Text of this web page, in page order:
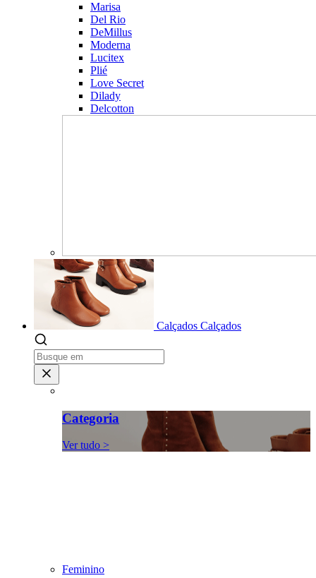
Marisa
Del Rio
DeMillus
Moderna
Lucitex
Plié
Love Secret
Dilady
Delcotton
Calçados Calçados
Categoria
Ver tudo >
Feminino